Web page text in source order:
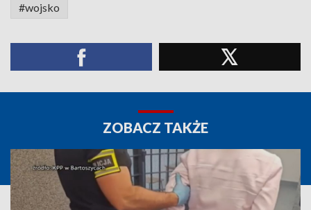
#wojsko
ZOBACZ TAKŻE